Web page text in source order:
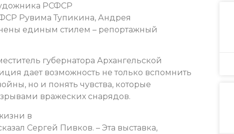
РСФСР
Рувима Тупикина, Андрея
единым стилем – репортажный
губернатора Архангельской
дает возможность не только вспомнить
но и понять чувства, которые
вражеских снарядов.
в
Сергей Пивков. – Эта выставка,